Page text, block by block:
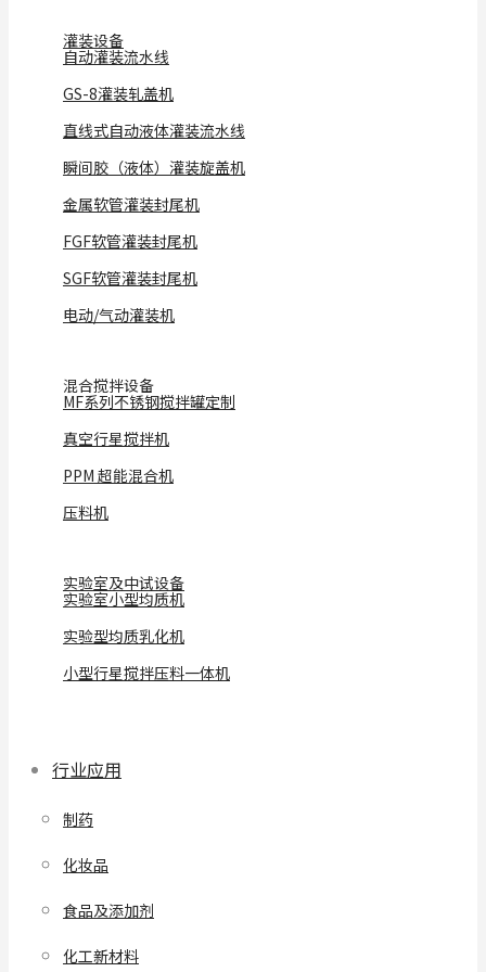
灌装设备
自动灌装流水线
GS-8灌装轧盖机
直线式自动液体灌装流水线
瞬间胶（液体）灌装旋盖机
金属软管灌装封尾机
FGF软管灌装封尾机
SGF软管灌装封尾机
电动/气动灌装机
混合搅拌设备
MF系列不锈钢搅拌罐定制
真空行星搅拌机
PPM 超能混合机
压料机
实验室及中试设备
实验室小型均质机
实验型均质乳化机
小型行星搅拌压料一体机
行业应用
制药
化妆品
食品及添加剂
化工新材料